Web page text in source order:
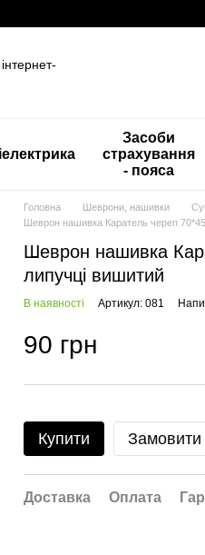
Засоби
страхування
- пояса
Головна Шеврони, нашивки
Шеврон нашивка Каратель череп
Шеврон нашивка
липучці вишитий
В наявності Артикул: 081
90 грн
Купити
Доставка Оплата